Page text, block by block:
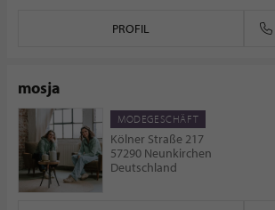
PROFIL
mosja
MODEGESCHÄFT
Kölner Straße 217
57290 Neunkirchen
Deutschland